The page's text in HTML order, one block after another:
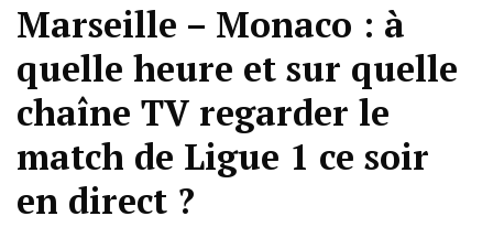
Marseille – Monaco : à
quelle heure et sur quelle
chaîne TV regarder le
match de Ligue 1 ce soir
en direct ?